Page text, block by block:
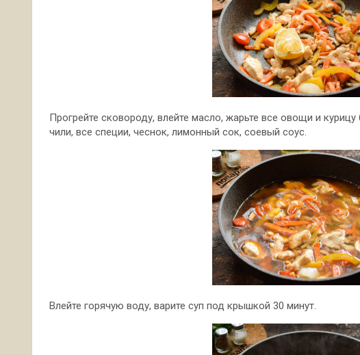
Прогрейте сковороду, влейте масло, жарьте все овощи и
чили, все специи, чеснок, лимонный сок, соевый соус.
Влейте горячую воду, варите суп под крышкой 30 минут.